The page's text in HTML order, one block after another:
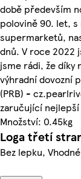
době především
polovině 90. let,
supermarketů,
dnů. V roce 2022
jsme rádi, že díky
výhradní dovozní
(PRB) -
zaručující
Množství: 0.45kg
Loga třetí
Bez lepku,